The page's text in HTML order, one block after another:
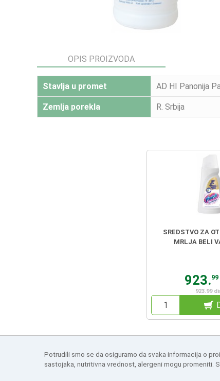
OPIS PROIZVODA
Stavlja u promet AD HI Panonija
Zemlja porekla R. Srbija
SREDSTVO ZA
MRLJA BELI
923.99
923.99
Potrudili smo se da osiguramo da svaka informacija o
sastojaka, nutritivna vrednost, alergeni mogu promeniti.